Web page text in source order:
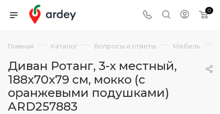
0
Главная — Каталог — Вопросы и ответы — Мебель —
Диван Ротанг, 3-х местный,
188x70x79 см, мокко (с
оранжевыми подушками)
ARD257883